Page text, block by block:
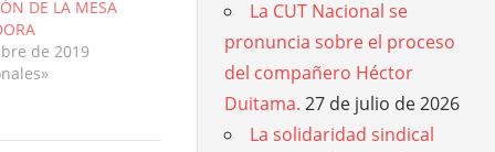
DE LA MESA
de 2019
La CUT Nacional se
pronuncia sobre el proceso
del compañero Héctor
Duitama. 27 de julio de 2026
La solidaridad sindical